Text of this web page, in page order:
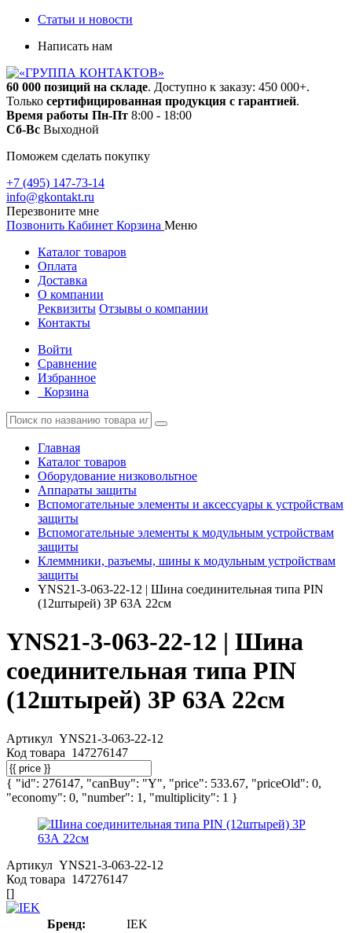
Статьи и новости
Написать нам
60 000 позиций на складе. Доступно к заказу: 450 000+.
Только сертифицированная продукция с гарантией.
Время работы Пн-Пт 8:00 - 18:00
Сб-Вс Выходной
Поможем сделать покупку
+7 (495) 147-73-14
info@gkontakt.ru
Перезвоните мне
Позвонить Кабинет Корзина Меню
Каталог товаров
Оплата
Доставка
О компании
Реквизиты Отзывы о компании
Контакты
Войти
Сравнение
Избранное
Корзина
Главная
Каталог товаров
Оборудование низковольтное
Аппараты защиты
Вспомогательные элементы и аксессуары к устройствам
защиты
Вспомогательные элементы к модульным устройствам
защиты
Клеммники, разъемы, шины к модульным устройствам
защиты
YNS21-3-063-22-12 | Шина соединительная типа PIN
(12штырей) 3Р 63А 22см
YNS21-3-063-22-12 | Шина
соединительная типа PIN
(12штырей) 3Р 63А 22см
Артикул YNS21-3-063-22-12
Код товара 147276147
{ "id": 276147, "canBuy": "Y", "price": 533.67, "priceOld": 0,
"economy": 0, "number": 1, "multiplicity": 1 }
Артикул YNS21-3-063-22-12
Код товара 147276147
[]
Бренд:
IEK